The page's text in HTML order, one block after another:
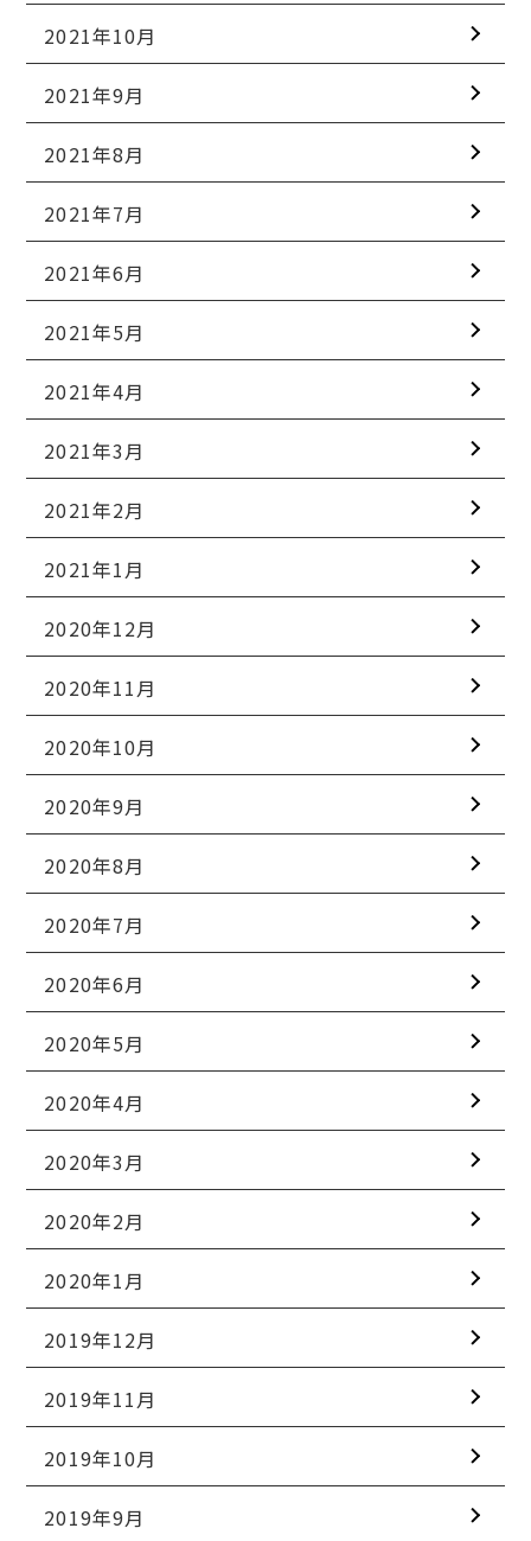
2021年10月
2021年9月
2021年8月
2021年7月
2021年6月
2021年5月
2021年4月
2021年3月
2021年2月
2021年1月
2020年12月
2020年11月
2020年10月
2020年9月
2020年8月
2020年7月
2020年6月
2020年5月
2020年4月
2020年3月
2020年2月
2020年1月
2019年12月
2019年11月
2019年10月
2019年9月